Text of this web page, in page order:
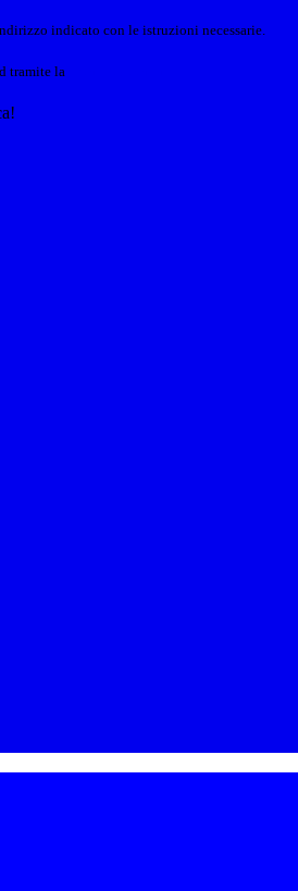
indicato con le istruzioni necessarie.
tramite la